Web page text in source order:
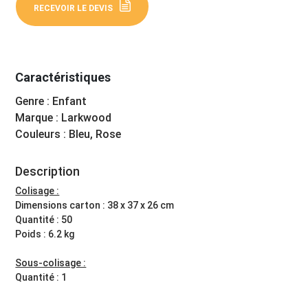
RECEVOIR LE DEVIS
Caractéristiques
Genre : Enfant
Marque : Larkwood
Couleurs : Bleu, Rose
Description
Colisage :
Dimensions carton : 38 x 37 x 26 cm
Quantité : 50
Poids : 6.2 kg
Sous-colisage :
Quantité : 1